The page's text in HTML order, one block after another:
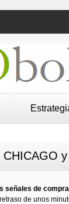
señales de
de unos